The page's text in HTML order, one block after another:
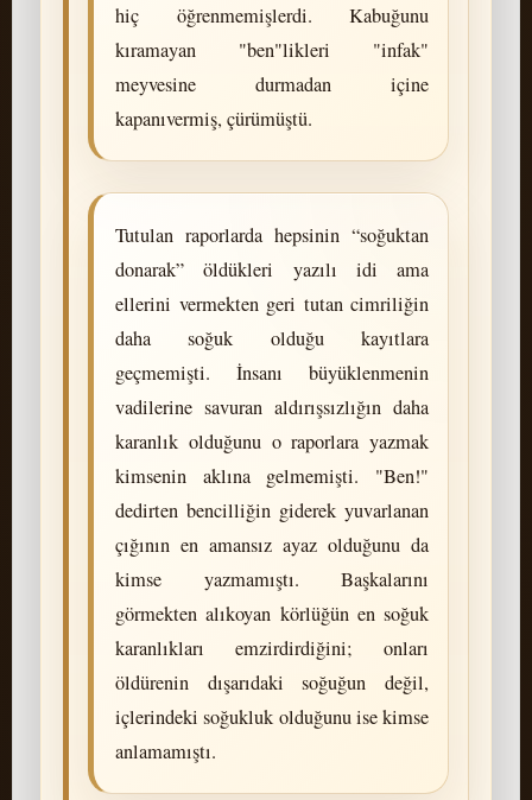
hiç öğrenmemişlerdi. Kabuğunu
kıramayan "ben"likleri "infak"
meyvesine durmadan içine
kapanıvermiş, çürümüştü.
Tutulan raporlarda hepsinin “soğuktan
donarak” öldükleri yazılı idi ama
ellerini vermekten geri tutan cimriliğin
daha soğuk olduğu kayıtlara
geçmemişti. İnsanı büyüklenmenin
vadilerine savuran aldırışsızlığın daha
karanlık olduğunu o raporlara yazmak
kimsenin aklına gelmemişti. "Ben!"
dedirten bencilliğin giderek yuvarlanan
çığının en amansız ayaz olduğunu da
kimse yazmamıştı. Başkalarını
görmekten alıkoyan körlüğün en soğuk
karanlıkları emzirdirdiğini; onları
öldürenin dışarıdaki soğuğun değil,
içlerindeki soğukluk olduğunu ise kimse
anlamamıştı.